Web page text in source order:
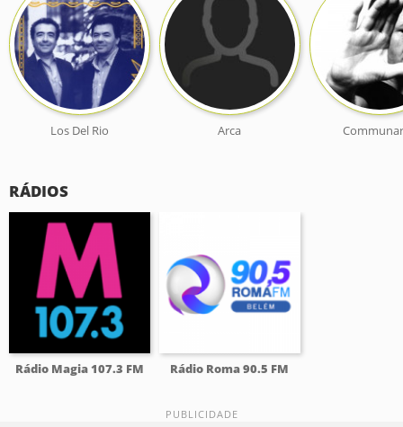
Los Del Rio Arca
RÁDIOS
Rádio Magia 107.3 FM Rádio Roma 90.5 FM